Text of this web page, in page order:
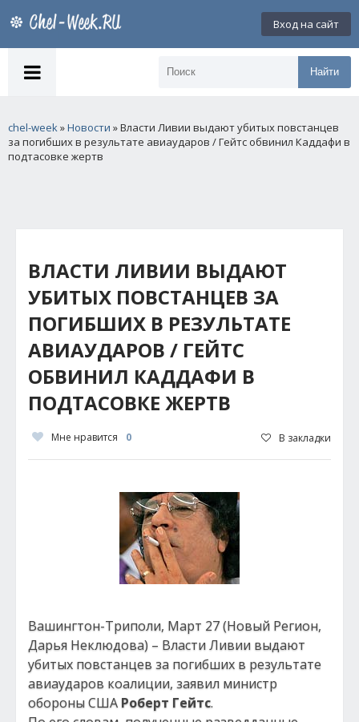
Вход на сайт
Найти
chel-week»Новости » Власти Ливии выдают убитых повстанцев
за погибших в результате авиаударов / Гейтс обвинил Каддафи в
подтасовке жертв
ВЛАСТИ ЛИВИИ ВЫДАЮТ
УБИТЫХ ПОВСТАНЦЕВ ЗА
ПОГИБШИХ В РЕЗУЛЬТАТЕ
АВИАУДАРОВ / ГЕЙТС
ОБВИНИЛ КАДДАФИ В
ПОДТАСОВКЕ ЖЕРТВ
Мне нравится 0 В закладки
Вашингтон-Триполи, Март 27 (Новый Регион,
Дарья Неклюдова) – Власти Ливии выдают
убитых повстанцев за погибших в результате
авиаударов коалиции, заявил министр
обороны США Роберт Гейтс.